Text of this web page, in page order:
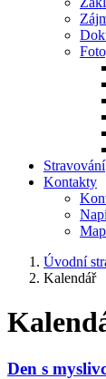
Stravování
Kontakty
Úvodní
Kalendář
Den s